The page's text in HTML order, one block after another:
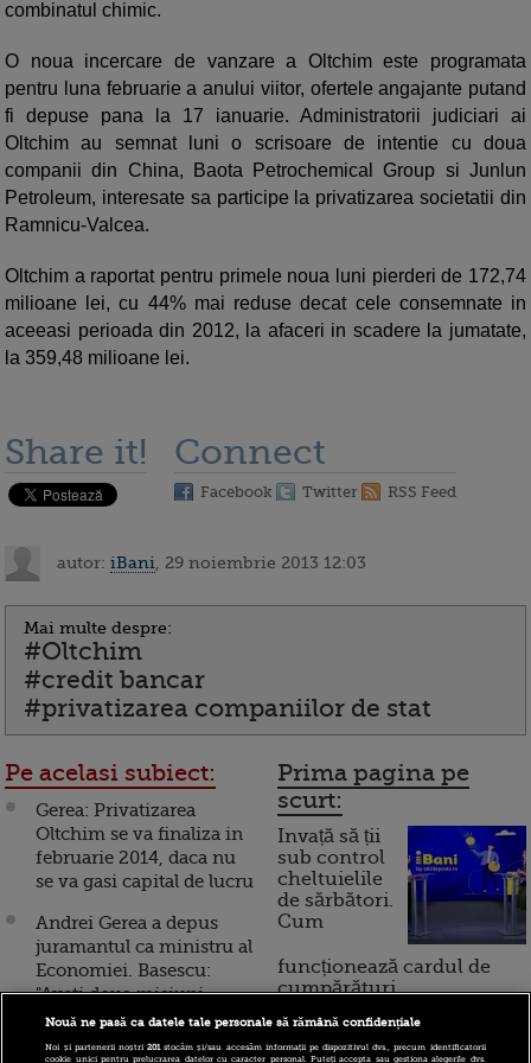
combinatul chimic.
O noua incercare de vanzare a Oltchim este programata
pentru luna februarie a anului viitor, ofertele angajante putand
fi depuse pana la 17 ianuarie. Administratorii judiciari ai
Oltchim au semnat luni o scrisoare de intentie cu doua
companii din China, Baota Petrochemical Group si Junlun
Petroleum, interesate sa participe la privatizarea societatii din
Ramnicu-Valcea.
Oltchim a raportat pentru primele noua luni pierderi de 172,74
milioane lei, cu 44% mai reduse decat cele consemnate in
aceeasi perioada din 2012, la afaceri in scadere la jumatate,
la 359,48 milioane lei.
Share it! Connect
Facebook Twitter RSS Feed
autor: iBani , 29 noiembrie 2013 12:03
Mai multe despre:
#Oltchim
#credit bancar
#privatizarea companiilor de stat
Pe acelasi subiect:
Gerea: Privatizarea
Oltchim se va finaliza in
februarie 2014, daca nu
se va gasi capital de lucru
Andrei Gerea a depus
juramantul ca ministru al
Economiei. Basescu:
"Aveti doua misiuni
teribil de grele: Oltchim
si Cuprumin"
Prima pagina pe
scurt:
Invață să ții
sub control
cheltuielile
de sărbători.
Cum
funcționează cardul de
cumpărături
Incont , site-ul Știrile Pro
Nouă ne pasă ca datele tale personale să rămână confidențiale
Noi și partenerii noștri201stocăm și/sau accesăm informații pe dispozitivul dvs., precum identificatorii
cookie unici pentru prelucrarea datelor cu caracter personal. Puteți accepta sau gestiona alegerile dvs.